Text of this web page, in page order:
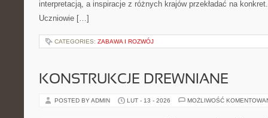
interpretacją, a inspiracje z różnych krajów przekładać na
Uczniowie […]
CATEGORIES: ZABAWA I ROZWÓJ
KONSTRUKCJE DREWNIANE
POSTED BY ADMIN LUT - 13 - 2026 MOŻLIWOŚĆ